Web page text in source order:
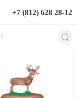
+7 (812) 628 28-12